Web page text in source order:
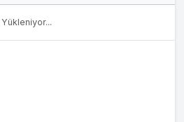
Yükleniyor...